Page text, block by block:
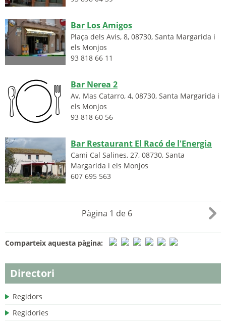
Directori
Regidors
Regidories
Bar Los Amigos
Plaça dels Avis, 8, 08730, Santa Margarida i
els Monjos
93 818 66 11
Bar Nerea 2
Av. Mas Catarro, 4, 08730, Santa Margarida i
els Monjos
93 818 60 56
Bar Restaurant El Racó de l'Energia
Cami Cal Salines, 27, 08730, Santa
Margarida i els Monjos
607 695 563
Pàgina 1 de 6
Comparteix aquesta pàgina: